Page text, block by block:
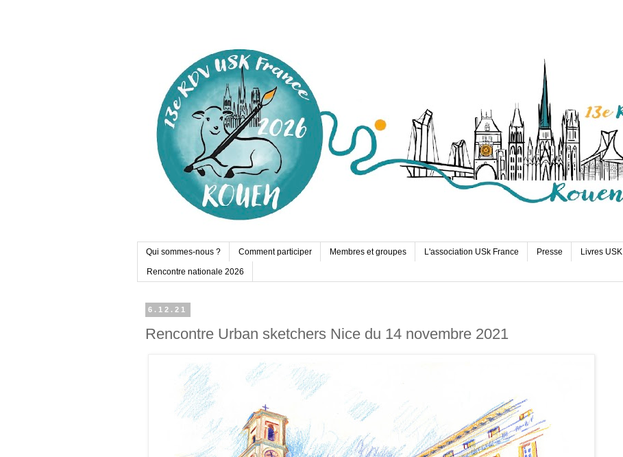
Qui sommes-nous ? Comment participer Membres et groupes L'association USk France Presse Livres USK
Rencontre nationale 2026
6.12.21
Rencontre Urban sketchers Nice du 14 novembre 2021